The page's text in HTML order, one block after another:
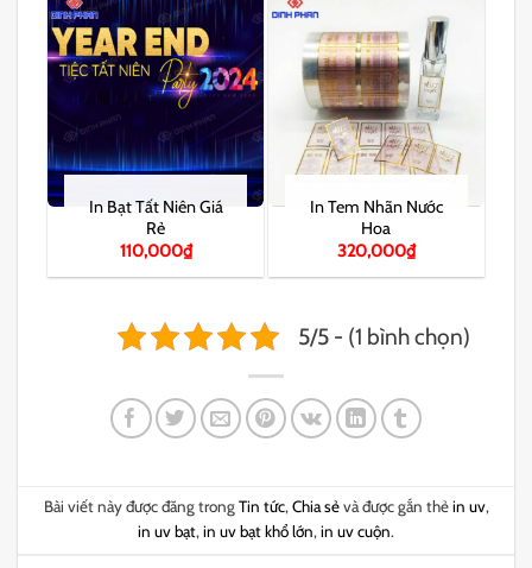
In Bạt Tất Niên Giá
Rẻ
110,000₫
In Tem Nhãn Nước
Hoa
320,000₫
5/5 - (1 bình chọn)
Bài viết này được đăng trongTin tức,Chia sẻvà được gắn thẻin uv,
in uv bạt,in uv bạt khổ lớn,in uv cuộn.